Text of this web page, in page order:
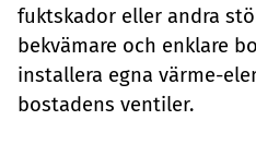
fuktskador eller andra
bekvämare och enklare
installera egna värme-
bostadens ventiler.